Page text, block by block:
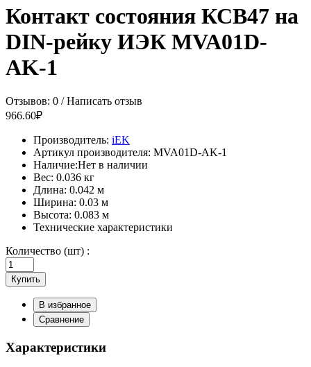
Контакт состояния КСВ47 на
DIN-рейку ИЭК MVA01D-
AK-1
Отзывов: 0 /Написать отзыв
966.60₽
Производитель: iEK
Артикул производителя: MVA01D-AK-1
Наличие:Нет в наличии
Вес: 0.036 кг
Длина: 0.042 м
Ширина: 0.03 м
Высота: 0.083 м
Технические характеристики
Количество (шт) :
Купить
В избранное
Сравнение
Характеристики